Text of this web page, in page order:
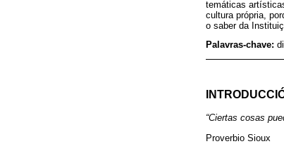
temáticas
cultura própria,
o saber da
Palavras-chave:
“Ciertas cosas
Proverbio Sioux